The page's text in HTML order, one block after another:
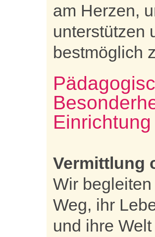
am Herzen,
unterstützen
bestmöglich
Einrichtung
Vermittlung
Wir
Weg, ihr
und ihre